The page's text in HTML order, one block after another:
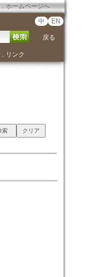
． ホームページへ
中 EN
戻る
． リンク